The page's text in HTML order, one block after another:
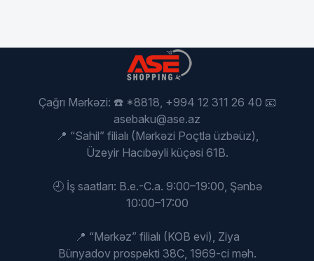
Çağrı Mərkəzi: ☎️ *8818, +994 12 311 26 40 📧
asebaku@ase.az
📍 “Sahil” filialı (Mərkəzi Poçtla üzbəüz),
Üzeyir Hacıbəyli küçəsi 61B.
🕘 İş saatları: B.e.-C.a. 9:00–19:00, Şənbə
10:00–17:00
📍 “Mərkəz” filialı (KOB evi), Ziya
Bünyadov prospekti 38C, 1969-ci məh.